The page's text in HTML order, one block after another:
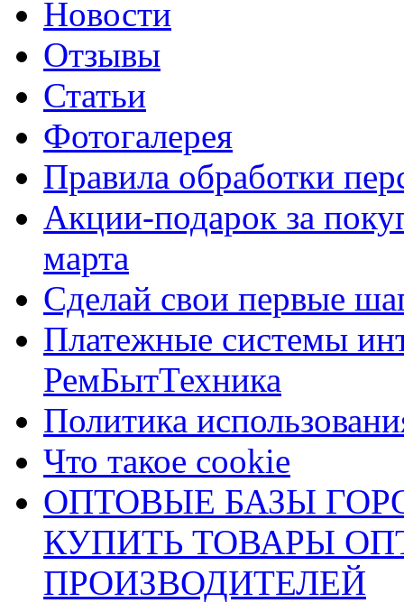
Новости
Отзывы
Статьи
Фотогалерея
Правила обработки
Акции-подарок за
марта
Сделай свои первые
Платежные системы
РемБытТехника
Политика
Что такое cookie
ОПТОВЫЕ БАЗЫ
КУПИТЬ ТОВАРЫ
ПРОИЗВОДИТЕЛЕЙ